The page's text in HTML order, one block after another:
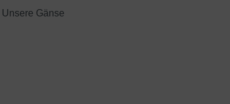
Unsere Gänse